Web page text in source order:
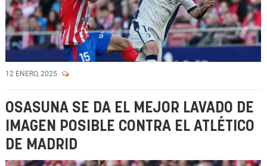
12 ENERO, 2025
OSASUNA SE DA EL MEJOR LAVADO DE
IMAGEN POSIBLE CONTRA EL ATLÉTICO
DE MADRID